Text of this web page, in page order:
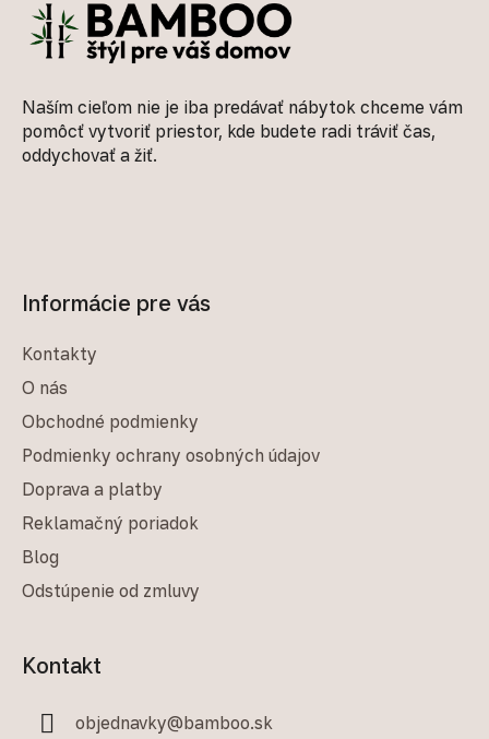
Naším cieľom nie je iba predávať nábytok chceme vám
pomôcť vytvoriť priestor, kde budete radi tráviť čas,
oddychovať a žiť.
Informácie pre vás
Kontakty
O nás
Obchodné podmienky
Podmienky ochrany osobných údajov
Doprava a platby
Reklamačný poriadok
Blog
Odstúpenie od zmluvy
Kontakt
objednavky@bamboo.sk